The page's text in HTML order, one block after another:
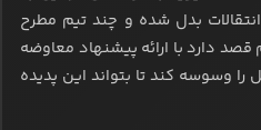
بدل شده و چند تیم مطرح
دارد با ارائه پیشنهاد معاوضه
را وسوسه کند تا بتواند این پدیده